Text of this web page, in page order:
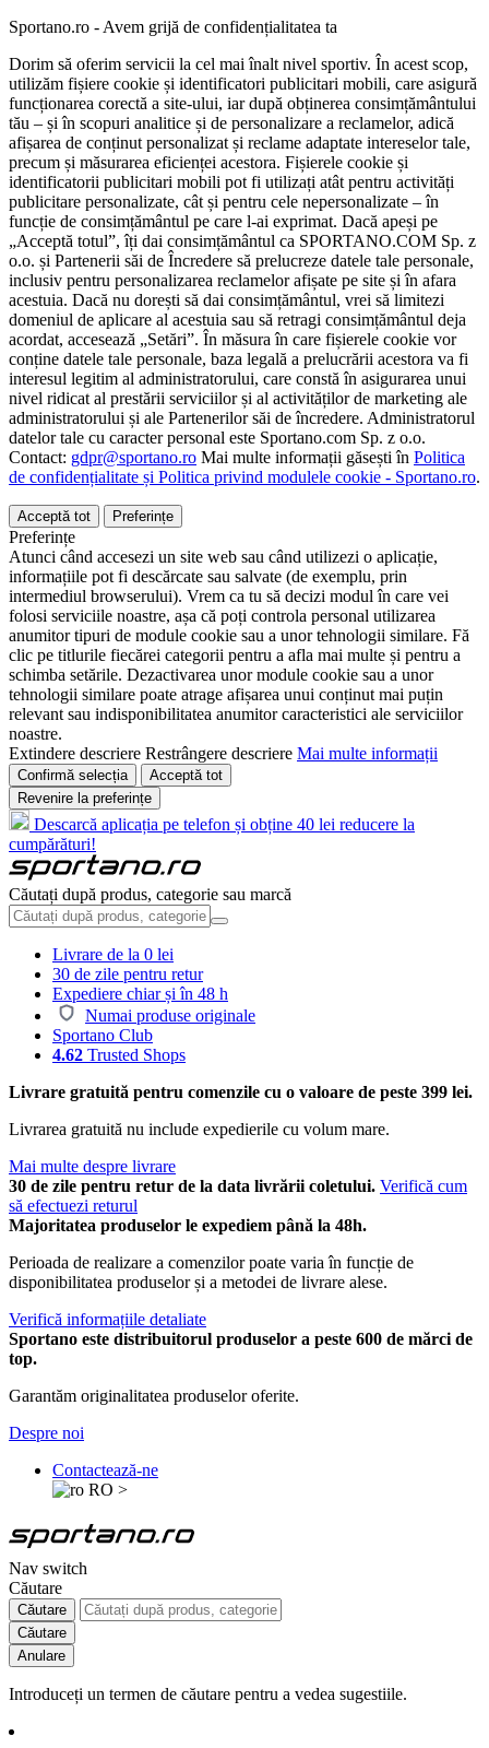
Sportano.ro - Avem grijă de confidențialitatea ta
Dorim să oferim servicii la cel mai înalt nivel sportiv. În acest scop,
utilizăm fișiere cookie și identificatori publicitari mobili, care asigură
funcționarea corectă a site-ului, iar după obținerea consimțământului
tău – și în scopuri analitice și de personalizare a reclamelor, adică
afișarea de conținut personalizat și reclame adaptate intereselor tale,
precum și măsurarea eficienței acestora. Fișierele cookie și
identificatorii publicitari mobili pot fi utilizați atât pentru activități
publicitare personalizate, cât și pentru cele nepersonalizate – în
funcție de consimțământul pe care l-ai exprimat. Dacă apeși pe
„Acceptă totul”, îți dai consimțământul ca SPORTANO.COM Sp. z
o.o. și Partenerii săi de Încredere să prelucreze datele tale personale,
inclusiv pentru personalizarea reclamelor afișate pe site și în afara
acestuia. Dacă nu dorești să dai consimțământul, vrei să limitezi
domeniul de aplicare al acestuia sau să retragi consimțământul deja
acordat, accesează „Setări”. În măsura în care fișierele cookie vor
conține datele tale personale, baza legală a prelucrării acestora va fi
interesul legitim al administratorului, care constă în asigurarea unui
nivel ridicat al prestării serviciilor și al activităților de marketing ale
administratorului și ale Partenerilor săi de încredere. Administratorul
datelor tale cu caracter personal este Sportano.com Sp. z o.o.
Contact: gdpr@sportano.ro Mai multe informații găsești în Politica
de confidențialitate și Politica privind modulele cookie - Sportano.ro.
Acceptă tot Preferințe
Preferințe
Atunci când accesezi un site web sau când utilizezi o aplicație,
informațiile pot fi descărcate sau salvate (de exemplu, prin
intermediul browserului). Vrem ca tu să decizi modul în care vei
folosi serviciile noastre, așa că poți controla personal utilizarea
anumitor tipuri de module cookie sau a unor tehnologii similare. Fă
clic pe titlurile fiecărei categorii pentru a afla mai multe și pentru a
schimba setările. Dezactivarea unor module cookie sau a unor
tehnologii similare poate atrage afișarea unui conținut mai puțin
relevant sau indisponibilitatea anumitor caracteristici ale serviciilor
noastre.
Extindere descriere Restrângere descriere Mai multe informații
Confirmă selecția
Acceptă tot
Revenire la preferințe
Descarcă aplicația pe telefon și obține 40 lei reducere la
cumpărături!
Căutați după produs, categorie sau marcă
Livrare de la 0 lei
30 de zile pentru retur
Expediere chiar și în 48 h
Numai produse originale
Sportano Club
4.62 Trusted Shops
Livrare gratuită pentru comenzile cu o valoare de peste 399 lei.
Livrarea gratuită nu include expedierile cu volum mare.
Mai multe despre livrare
30 de zile pentru retur de la data livrării coletului. Verifică cum
să efectuezi returul
Majoritatea produselor le expediem până la 48h.
Perioada de realizare a comenzilor poate varia în funcție de
disponibilitatea produselor și a metodei de livrare alese.
Verifică informațiile detaliate
Sportano este distribuitorul produselor a peste 600 de mărci de
top.
Garantăm originalitatea produselor oferite.
Despre noi
Contactează-ne
RO >
Nav switch
Căutare
Căutare
Căutare
Anulare
Introduceți un termen de căutare pentru a vedea sugestiile.